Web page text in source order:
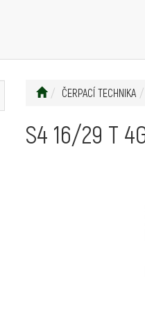
ČERPACÍ TECHNIKA
S4 16/29 T